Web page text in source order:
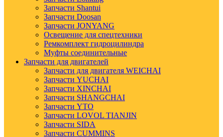
Запчасти Shantui
Запчасти Doosan
Запчасти JONYANG
Освещение для спецтехники
Ремкомплект гидроцилиндра
Муфты соединительные
Запчасти для двигателей
Запчасти для двигателя WEICHAI
Запчасти YUCHAI
Запчасти XINCHAI
Запчасти SHANGCHAI
Запчасти YTO
Запчасти LOVOL TIANJIN
Запчасти SIDA
Запчасти CUMMINS